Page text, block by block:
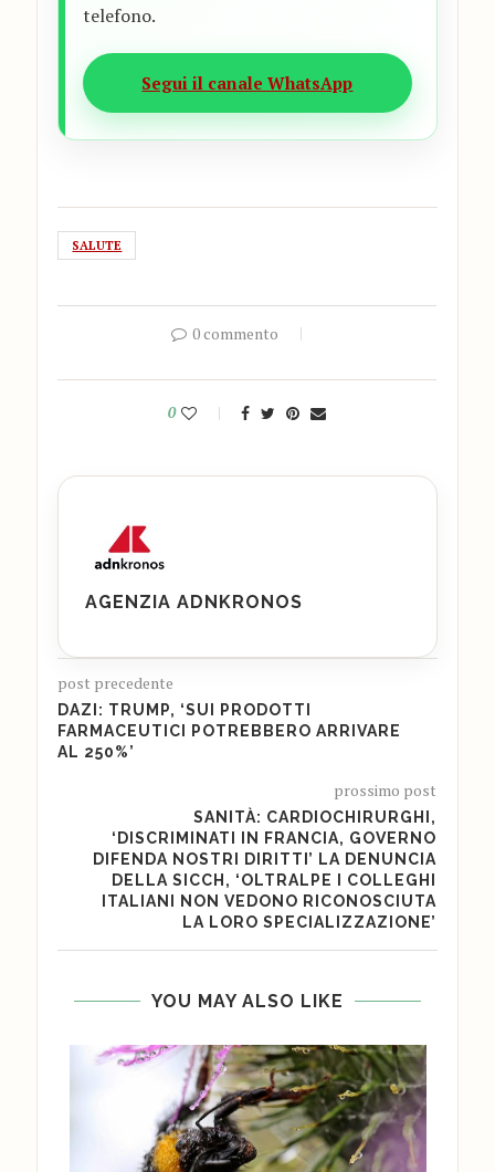
telefono.
Segui il canale WhatsApp
SALUTE
0 commento
0
AGENZIA ADNKRONOS
post precedente
DAZI: TRUMP, ‘SUI PRODOTTI
FARMACEUTICI POTREBBERO ARRIVARE
AL 250%’
prossimo post
SANITÀ: CARDIOCHIRURGHI,
‘DISCRIMINATI IN FRANCIA, GOVERNO
DIFENDA NOSTRI DIRITTI’ LA DENUNCIA
DELLA SICCH, ‘OLTRALPE I COLLEGHI
ITALIANI NON VEDONO RICONOSCIUTA
LA LORO SPECIALIZZAZIONE’
YOU MAY ALSO LIKE